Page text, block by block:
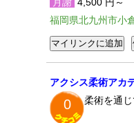
福岡県北九州市小
アクシス柔術アカ
0 柔術を通